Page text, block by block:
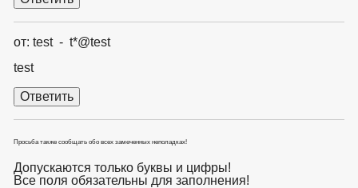
от: test - t*@test
test
Просьба также сообщать обо всех замеченных неполадках!
Допускаются только буквы и цифры!
Все поля обязательны для заполнения!